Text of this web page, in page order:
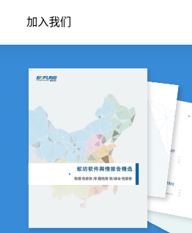
加入我们